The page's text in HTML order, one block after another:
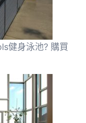
健身泳池? 購買